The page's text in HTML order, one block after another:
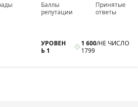
Баллы
репутации
Принятые
ответы
УРОВЕН
Ь 1
1 600/НЕ ЧИСЛО
1799